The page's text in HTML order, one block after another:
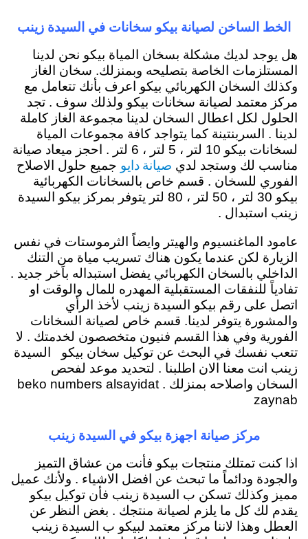
الخط الساخن لصيانة بيكو سخانات في السيدة زينب
هل يوجد لديك مشكلة بسخان المياة بيكو نحن لدينا
المستلزمات الخاصة بتصليحه وبمنزلك. سخان الغاز
وكذلك السخان الكهربائي بيكو اعرف بأنك تتعامل مع
مركز معتمد لصيانة سخانات بيكو ولذلك سوف . تجد
الحلول لكل اعطال السخان لدينا مجموعة الغاز كاملة
لدينا . السربنتينة كما يتواجد كافة مجموعات المياة
لسخانات بيكو 10 لتر ، 5 لتر ، 6 لتر . احجز ميعاد صيانة
مناسب لك وستجد لدي صيانة دايو جميع حلول الاصلاح
الفوري للسخان . قسم خاص بالسخانات الكهربائية
بيكو 30 لتر ، 50 لتر ، 80 لتر يتوفر بمركز بيكو السيدة
زينب استبدال .
عامود الماغنسيوم والهيتر وايضاً الثرموستات في نفس
الزيارة لكن عندما يكون هناك تسريب مياة من التنك
الداخلي بالسخان الكهربائي يفضل استبداله باَخر جديد .
تفادياً للنفقات المستقبلية المهدره للمال والوقت او
اتصل على رقم بيكو السيدة زينب لأخذ الرأي
والمشورة يتوفر لدينا. قسم خاص لصيانة السخانات
الفورية وفي هذا القسم فنيون متخصصون لخدمتك . لا
تتعب نفسك في البحث عن توكيل سخان بيكو السيدة
زينب انت معنا الان اطلبنا . لتحديد موعد لفحص
السخان واصلاحه بمنزلك . beko numbers alsayidat
zaynab
مركز صيانة اجهزة بيكو في السيدة زينب
اذا كنت تمتلك منتجات بيكو فأنت من عشاق التميز
والجودة ودائماً ما تبحث عن افضل الاشياء . ولأنك عميل
مميز وكذلك تسكن ب السيدة زينب فأن توكيل بيكو
يقدم لك كل ما يلزم لصيانة منتجك . بغض النظر عن
العطل وهذا لاننا مركز معتمد لبيكو ب السيدة زينب